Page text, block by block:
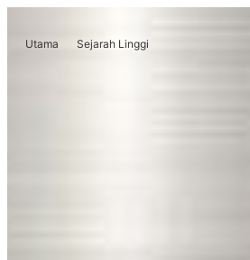
Utama Sejarah Linggi